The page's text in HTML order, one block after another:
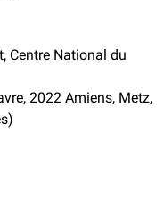
Centre National du
2022 Amiens, Metz,